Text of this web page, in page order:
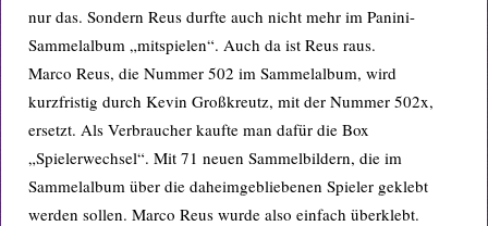
nur das. Sondern Reus durfte auch nicht mehr im Panini-
Sammelalbum „mitspielen“. Auch da ist Reus raus.
Marco Reus, die Nummer 502 im Sammelalbum, wird
kurzfristig durch Kevin Großkreutz, mit der Nummer 502x,
ersetzt. Als Verbraucher kaufte man dafür die Box
„Spielerwechsel“. Mit 71 neuen Sammelbildern, die im
Sammelalbum über die daheimgebliebenen Spieler geklebt
werden sollen. Marco Reus wurde also einfach überklebt.